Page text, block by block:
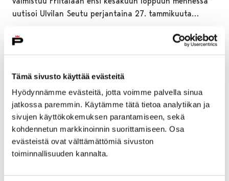
Tämä sivusto käyttää evästeitä
Hyödynnämme evästeitä, jotta voimme palvella sinua
jatkossa paremmin. Käytämme tätä tietoa analytiikan ja
sivujen käyttökokemuksen parantamiseen, sekä
kohdennetun markkinoinnin suorittamiseen. Osa
evästeistä ovat välttämättömiä sivuston
toiminnallisuuden kannalta.
uutisoi Ulvilan Seutu perjantaina 27. tammikuuta…